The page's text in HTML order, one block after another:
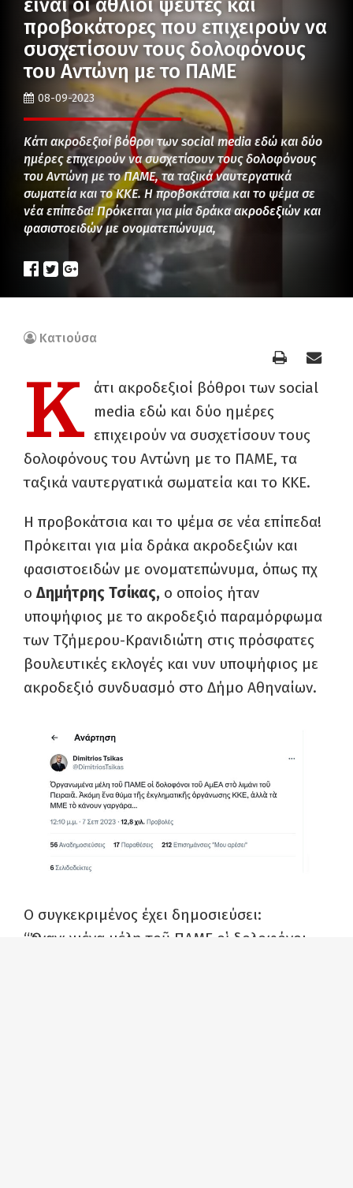
είναι οι άθλιοι ψεύτες και
προβοκάτορες που επιχειρούν να
συσχετίσουν τους δολοφόνους
του Αντώνη με το ΠΑΜΕ
08-09-2023
Κάτι ακροδεξιοί βόθροι των social media εδώ και δύο
ημέρες επιχειρούν να συσχετίσουν τους δολοφόνους
του Αντώνη με το ΠΑΜΕ, τα ταξικά ναυτεργατικά
σωματεία και το ΚΚΕ. Η προβοκάτσια και το ψέμα σε
νέα επίπεδα! Πρόκειται για μία δράκα ακροδεξιών και
φασιστοειδών με ονοματεπώνυμα,
Κατιούσα
Κ
άτι ακροδεξιοί βόθροι των social
media εδώ και δύο ημέρες
επιχειρούν να συσχετίσουν τους
δολοφόνους του Αντώνη με το ΠΑΜΕ, τα
ταξικά ναυτεργατικά σωματεία και το ΚΚΕ.
Η προβοκάτσια και το ψέμα σε νέα επίπεδα!
Πρόκειται για μία δράκα ακροδεξιών και
φασιστοειδών με ονοματεπώνυμα, όπως πχ
ο Δημήτρης Τσίκας, ο οποίος ήταν
υποψήφιος με το ακροδεξιό παραμόρφωμα
των Τζήμερου-Κρανιδιώτη στις πρόσφατες
βουλευτικές εκλογές και νυν υποψήφιος με
ακροδεξιό συνδυασμό στο Δήμο Αθηναίων.
Ο συγκεκριμένος έχει δημοσιεύσει:
“Ὀργανωμένα μέλη τοῦ ΠΑΜΕ οἱ δολοφόνοι